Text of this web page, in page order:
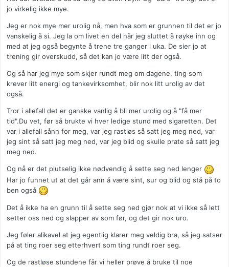
jo virkelig ikke mye.
Jeg er nok mye mer urolig nå, men hva som er grunnen til det er jo
vanskelig å si. Jeg la om livet en del når jeg sluttet å røyke inn og
med at jeg også begynte å trene tre ganger i uka. De sier jo at
trening gir overskudd, så det kan jo være litt der også.
Og så har jeg mye som skjer rundt meg om dagene, ting som
krever litt energi og tankevirksomhet, blir nok litt urolig av det
også.
Tror i allefall det er ganske vanlig å bli mer urolig og å "få mer
tid".Du vet, før så brukte vi hver ledige stund med sigaretten. Det
var i allefall sånn for meg, var jeg rastløs så satt jeg meg ned, var
jeg sint så satt jeg meg ned, var jeg blid og skulle prate så satt jeg
meg ned.
Og nå er det plutselig ikke nødvendig å sette seg ned lenger
Har jo funnet ut at det går ann å være sint, sur og blid og stå på to
ben også
Det å ikke ha en grunn til å sette seg ned gjør nok at vi ikke så lett
setter oss ned og slapper av som før, og det gir nok uro.
Jeg føler alikavel at jeg egentlig klarer meg veldig bra, så jeg satser
på at ting roer seg etterhvert som ting rundt roer seg.
Og de rastløse stundene får vi heller prøve å bruke til noe